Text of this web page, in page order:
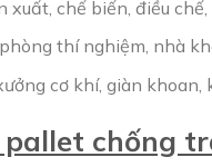
xuất, chế biến, điều
thí nghiệm, nhà
cơ khí, giàn khoan,
pallet chống